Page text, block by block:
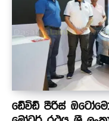
ඩේවිඩ් පීරිස්